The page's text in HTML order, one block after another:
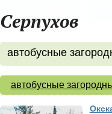
Серпухов
автобусные
автобусные